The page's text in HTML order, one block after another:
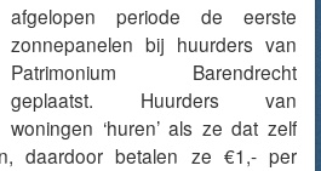
afgelopen periode de eerste
zonnepanelen bij huurders van
Patrimonium Barendrecht
geplaatst. Huurders van
woningen ‘huren’ als ze dat zelf
daardoor betalen ze €1,- per